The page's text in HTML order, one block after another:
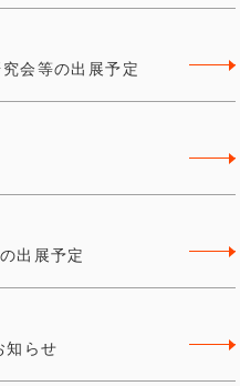
会等の出展予定
出展予定
知らせ